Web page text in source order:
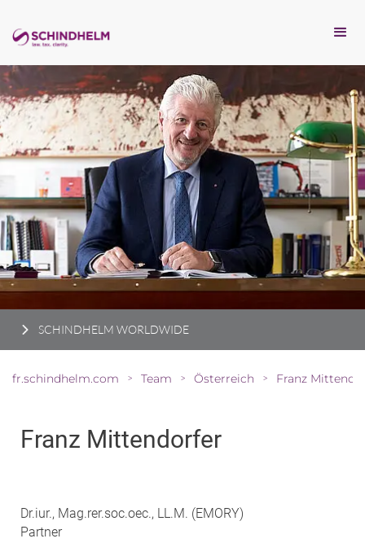
SCHINDHELM WORLDWIDE
fr.schindhelm.com > Team > Österreich > Franz
Franz Mittendorfer
Dr.iur., Mag.rer.soc.oec., LL.M. (EMORY)
Partner